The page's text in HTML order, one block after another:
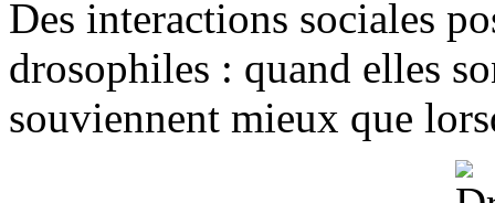
Des interactions sociales
drosophiles : quand elles
souviennent mieux que